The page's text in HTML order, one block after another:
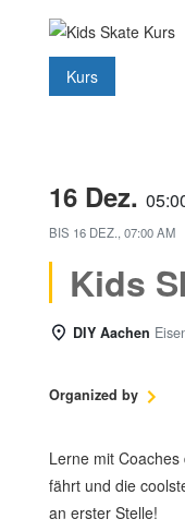
Kurs
16 Dez.
BIS 16 DEZ., 07:00 AM
Kids
DIY Aachen
Organized by
Lerne mit
fährt und die
an erster Stelle!